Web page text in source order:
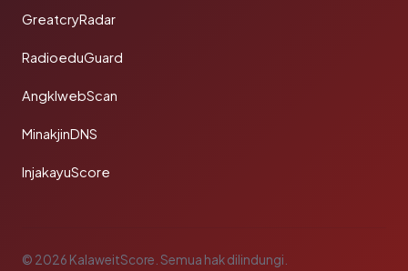
GreatcryRadar
RadioeduGuard
AngklwebScan
MinakjinDNS
InjakayuScore
© 2026 KalaweitScore. Semua hak dilindungi.